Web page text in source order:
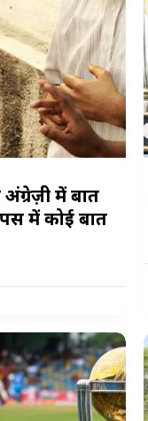
अंग्रेज़ी में बात
में कोई बात